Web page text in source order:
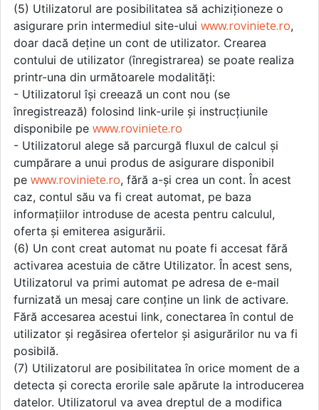
(5) Utilizatorul are posibilitatea să achiziționeze o
asigurare prin intermediul site-ului www.roviniete.ro,
doar dacă deține un cont de utilizator. Crearea
contului de utilizator (înregistrarea) se poate realiza
printr-una din următoarele modalități:
- Utilizatorul își creează un cont nou (se
înregistrează) folosind link-urile și instrucțiunile
disponibile pe www.roviniete.ro
- Utilizatorul alege să parcurgă fluxul de calcul și
cumpărare a unui produs de asigurare disponibil
pe www.roviniete.ro, fără a-și crea un cont. În acest
caz, contul său va fi creat automat, pe baza
informațiilor introduse de acesta pentru calculul,
oferta și emiterea asigurării.
(6) Un cont creat automat nu poate fi accesat fără
activarea acestuia de către Utilizator. În acest sens,
Utilizatorul va primi automat pe adresa de e-mail
furnizată un mesaj care conține un link de activare.
Fără accesarea acestui link, conectarea în contul de
utilizator și regăsirea ofertelor și asigurărilor nu va fi
posibilă.
(7) Utilizatorul are posibilitatea în orice moment de a
detecta și corecta erorile sale apărute la introducerea
datelor. Utilizatorul va avea dreptul de a modifica